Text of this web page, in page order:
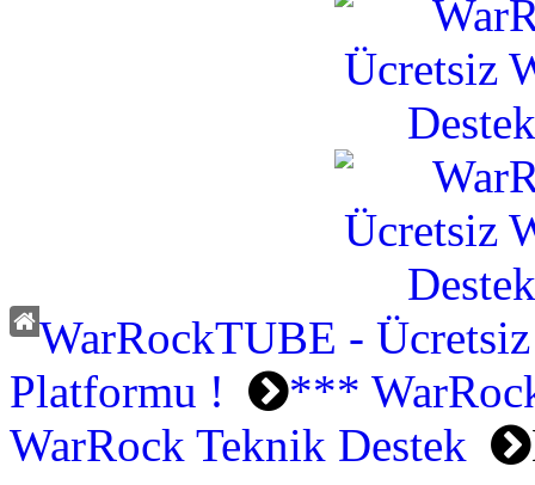
WarRockTUBE -
Platformu !
***
WarRock Teknik Destek